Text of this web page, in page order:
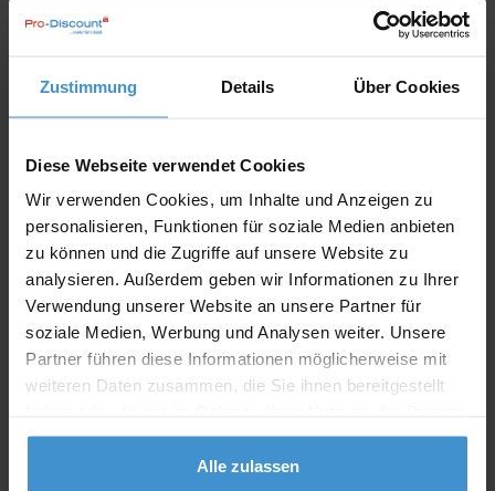
Zustimmung Details Über Cookies
Diese Webseite verwendet Cookies
Wir verwenden Cookies, um Inhalte und Anzeigen zu
personalisieren, Funktionen für soziale Medien anbieten
zu können und die Zugriffe auf unsere Website zu
analysieren. Außerdem geben wir Informationen zu Ihrer
Verwendung unserer Website an unsere Partner für
soziale Medien, Werbung und Analysen weiter. Unsere
Partner führen diese Informationen möglicherweise mit
weiteren Daten zusammen, die Sie ihnen bereitgestellt
gesammelt haben.
Alle zulassen
Lieferzeiten
Artikel mit Werbeanbringung: ca. 10 Werktage
Muster mit Ihrer
Werbeanbringung zur Freigabe
der Produktion:
ca. 10 Werktage
Artikel ohne Werbeanbringung: ca. 3 - 5 Werktage
Muster: ca. 3 - 5 Werktage